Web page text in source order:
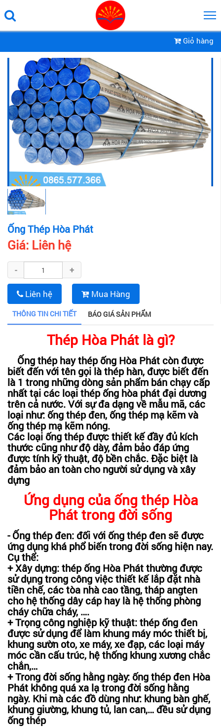
Giỏ hàng
Ống Thép Hòa Phát
Giá: Liên hệ
- +
Liên hệ Mua Hàng
THÔNG TIN CHI TIẾT BÁO GIÁ SẢN PHẨM
Thép Hòa Phát là gì?
Ống thép hay thép ống Hòa Phát còn được
biết đến với tên gọi là thép hàn, được biết đến
là 1 trong những dòng sản phẩm bán chạy cấp
nhất tại các loại thép ống hòa phát đại dương
trên cả nước. Với sự đa dạng về mẫu mã, các
loại như: ống thép đen, ống thép mạ kẽm và
ống thép mạ kẽm nóng.
Các loại ống thép được thiết kế đầy đủ kích
thước cũng như độ dày, đảm bảo đáp ứng
được tính kỹ thuật, độ bền chắc. Đặc biệt là
đảm bảo an toàn cho người sử dụng và xây
dựng
Ứng dụng của ống thép Hòa
Phát trong đời sống
- Ống thép đen: đối với ống thép đen sẽ được
ứng dụng khá phổ biến trong đời sống hiện nay.
Cụ thể:
+ Xây dựng: thép ống Hòa Phát thường được
sử dụng trong công việc thiết kế lắp đặt nhà
tiền chế, các tòa nhà cao tầng, tháp angten
cho hệ thống dây cáp hay là hệ thống phòng
cháy chữa cháy, ….
+ Trọng công nghiệp kỹ thuật: thép ống đen
được sử dụng để làm khung máy móc thiết bị,
khung sườn oto, xe máy, xe đạp, các loại máy
móc cần cấu trúc, hệ thống khung xương chắc
chắn,…
+ Trong đời sống hằng ngày: ống thép đen Hòa
Phát không quá xa lạ trong đời sống hằng
ngày. Khi mà các đồ dùng như: khung bàn ghế,
khung giường, khung tủ, lan can,… đều sử dụng
ống thép